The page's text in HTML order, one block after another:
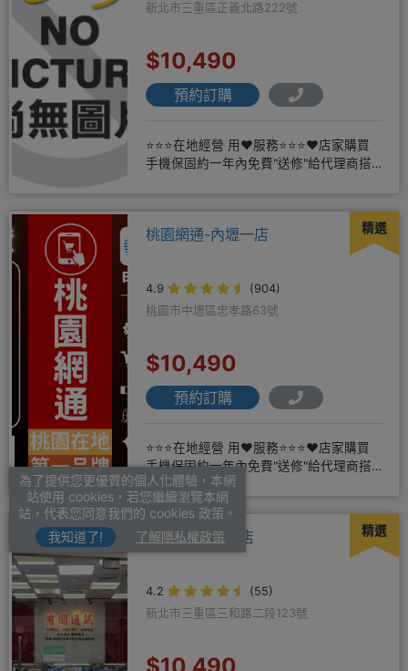
新北市三重區正義北路222號
$10,490
預約訂購
⭐⭐⭐在地經營 用❤️服務⭐⭐⭐❤️店家購買
手機保固約一年內免費"送修"給代理商搭
精選
桃園網通-內壢一店
4.9
(904)
桃園市中壢區忠孝路63號
$10,490
預約訂購
⭐⭐⭐在地經營 用❤️服務⭐⭐⭐❤️店家購買
手機保固約一年內免費"送修"給代理商搭
配門號再享高額折扣，
精選
有間通訊-三重店
4.2
(55)
新北市三重區三和路二段123號
為了提供您更優質的個人化體驗，本網
站使用 cookies，若您繼續瀏覽本網
站，代表您同意我們的 cookies 政策。
我知道了!
了解隱私權政策